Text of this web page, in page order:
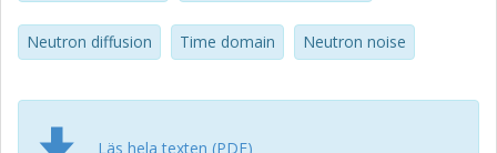
reproduce typical features of the neutron noise induced
by mechanical vibrations of core components. First,
FEMFFUSION can perform simulations in both the time
to study various neutron noise scenarios in realistic three-
dimensional reactor configurations. The third methodology
Neutron diffusion Time domain Neutron noise
Läs hela texten (PDF)